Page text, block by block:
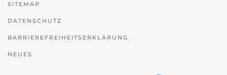
SITEMAP
DATENSCHUTZ
BARRIEREFREIHEITSERKLÄRUNG
NEUES